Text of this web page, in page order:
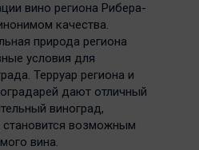
вино региона Рибера-
качества.
природа региона
условия для
Терруар региона и
дают отличный
виноград,
возможным
вина.